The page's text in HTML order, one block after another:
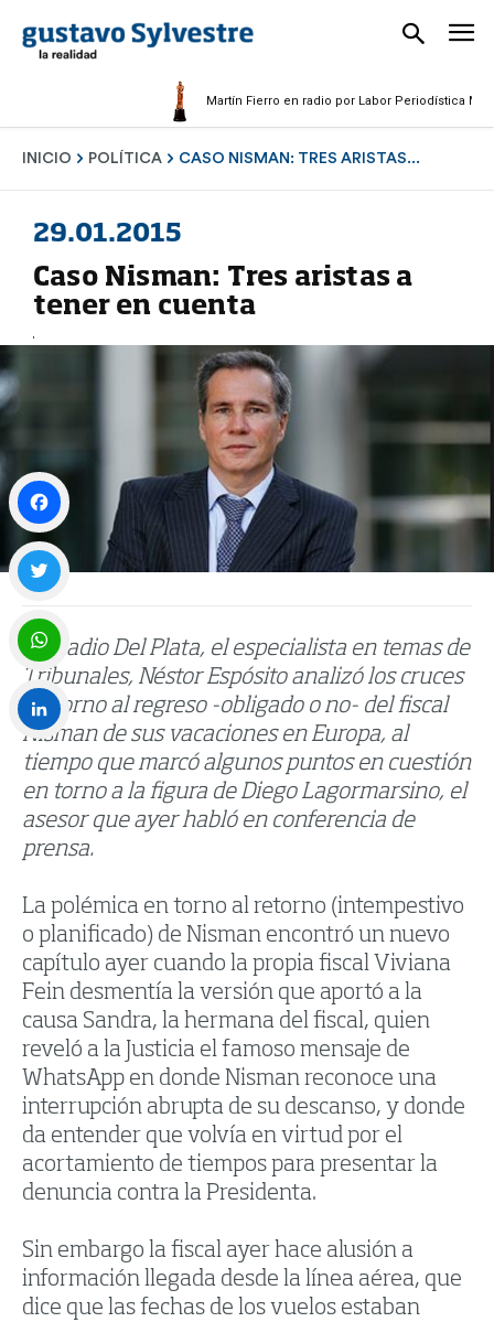
Martín Fierro en radio por Labor Periodística Masculina
INICIO POLÍTICA CASO NISMAN: TRES ARISTAS...
29.01.2015
Caso Nisman: Tres aristas a
tener en cuenta
En Radio Del Plata, el especialista en temas de
Tribunales, Néstor Espósito analizó los cruces
en torno al regreso -obligado o no- del fiscal
Nisman de sus vacaciones en Europa, al
tiempo que marcó algunos puntos en cuestión
en torno a la figura de Diego Lagormarsino, el
asesor que ayer habló en conferencia de
prensa.
La polémica en torno al retorno (intempestivo
o planificado) de Nisman encontró un nuevo
capítulo ayer cuando la propia fiscal Viviana
Fein desmentía la versión que aportó a la
causa Sandra, la hermana del fiscal, quien
reveló a la Justicia el famoso mensaje de
WhatsApp en donde Nisman reconoce una
interrupción abrupta de su descanso, y donde
da entender que volvía en virtud por el
acortamiento de tiempos para presentar la
denuncia contra la Presidenta.
Sin embargo la fiscal ayer hace alusión a
información llegada desde la línea aérea, que
dice que las fechas de los vuelos estaban
Facebook
Twitter
WhatsApp
LinkedIn